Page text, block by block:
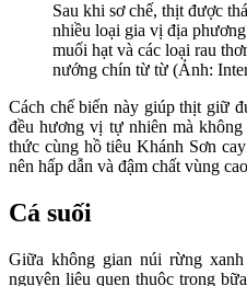
Sau khi sơ chế, thịt được
nhiều loại gia vị địa
muối hạt và các loại rau
nướng chín từ từ (Ảnh:
Cách chế biến này giúp thịt giữ
đều hương vị tự nhiên mà
thức cùng hồ tiêu Khánh Sơn
nên hấp dẫn và đậm chất vùng
Cá suối
Giữa không gian núi rừng
nguyên liệu quen thuộc trong